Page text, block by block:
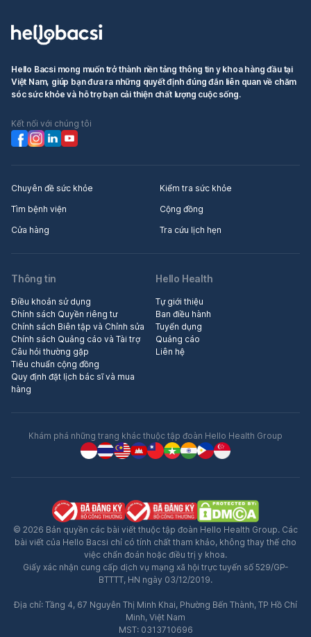
Hello Bacsi mong muốn trở thành nền tảng thông tin y khoa hàng đầu tại
Việt Nam, giúp bạn đưa ra những quyết định đúng đắn liên quan về chăm
sóc sức khỏe và hỗ trợ bạn cải thiện chất lượng cuộc sống.
Kết nối với chúng tôi
Chuyên đề sức khỏe
Kiểm tra sức khỏe
Tìm bệnh viện
Cộng đồng
Cửa hàng
Tra cứu lịch hẹn
Thông tin
Điều khoản sử dụng
Chính sách Quyền riêng tư
Chính sách Biên tập và Chỉnh sửa
Chính sách Quảng cáo và Tài trợ
Câu hỏi thường gặp
Tiêu chuẩn cộng đồng
Quy định đặt lịch bác sĩ và mua
hàng
Hello Health
Tự giới thiệu
Ban điều hành
Tuyển dụng
Quảng cáo
Liên hệ
Khám phá những trang khác thuộc tập đoàn Hello Health Group
© 2026 Bản quyền các bài viết thuộc tập đoàn Hello Health Group. Các
bài viết của Hello Bacsi chỉ có tính chất tham khảo, không thay thế cho
việc chẩn đoán hoặc điều trị y khoa.
Giấy xác nhận cung cấp dịch vụ mạng xã hội trực tuyến số 529/GP-
BTTTT, HN ngày 03/12/2019.
Địa chỉ: Tầng 4, 67 Nguyễn Thị Minh Khai, Phường Bến Thành, TP Hồ Chí
Minh, Việt Nam
MST: 0313710696